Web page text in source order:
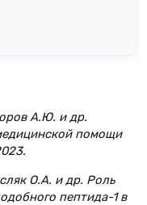
А.Ю. и др.
помощи
О.А. и др. Роль
пептида-1 в